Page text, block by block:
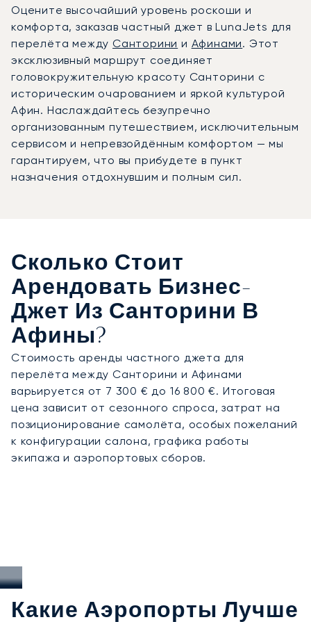
Оцените высочайший уровень роскоши и
комфорта, заказав частный джет в LunaJets для
перелёта междуСанторини и Афинами. Этот
эксклюзивный маршрут соединяет
головокружительную красоту Санторини с
историческим очарованием и яркой культурой
Афин. Наслаждайтесь безупречно
организованным путешествием, исключительным
сервисом и непревзойдённым комфортом — мы
гарантируем, что вы прибудете в пункт
назначения отдохнувшим и полным сил.
Сколько Стоит
Арендовать Бизнес-
Джет Из Санторини В
Афины?
Стоимость аренды частного джета для
перелёта между Санторини и Афинами
варьируется от 7 300 € до 16 800 €. Итоговая
цена зависит от сезонного спроса, затрат на
позиционирование самолёта, особых пожеланий
к конфигурации салона, графика работы
экипажа и аэропортовых сборов.
Какие Аэропорты Лучше